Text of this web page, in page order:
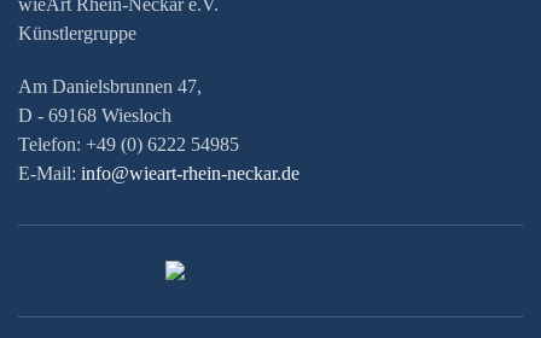
wieArt Rhein-Neckar e.V.
Künstlergruppe
Am Danielsbrunnen 47,
D - 69168 Wiesloch
Telefon: +49 (0) 6222 54985
E-Mail: info@wieart-rhein-neckar.de